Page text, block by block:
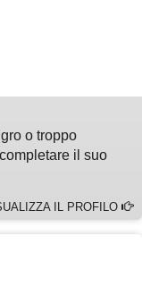
o troppo
il suo
IL PROFILO